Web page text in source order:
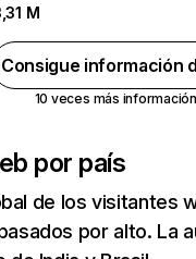
M
Consigue información
10 veces más información
por país
de los visitantes
por alto. La